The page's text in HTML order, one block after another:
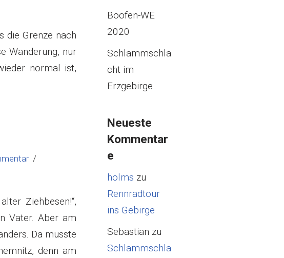
die Grenze nach
Wanderung, nur
normal ist,
Ziehbesen!“,
Vater. Aber am
Da musste
denn am
Boofen-WE
2020
Schlammschla
cht im
Erzgebirge
Neueste
Kommentar
e
holms zu
Rennradtour
ins Gebirge
Sebastian zu
Schlammschla